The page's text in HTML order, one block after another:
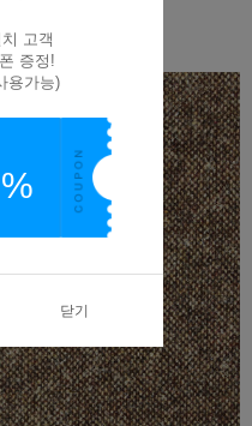
고객
증정!
용가능)
%
닫기